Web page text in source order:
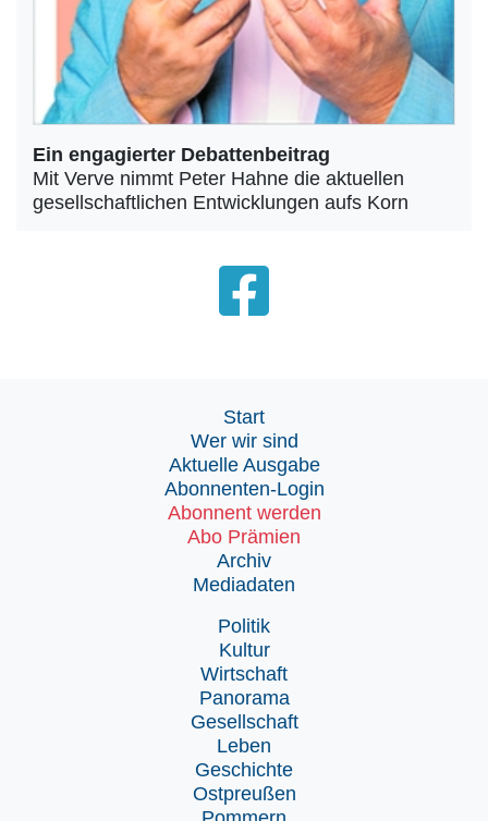
Ein engagierter Debattenbeitrag
Mit Verve nimmt Peter Hahne die aktuellen
gesellschaftlichen Entwicklungen aufs Korn
Start
Wer wir sind
Aktuelle Ausgabe
Abonnenten-Login
Abonnent werden
Abo Prämien
Archiv
Mediadaten
Politik
Kultur
Wirtschaft
Panorama
Gesellschaft
Leben
Geschichte
Ostpreußen